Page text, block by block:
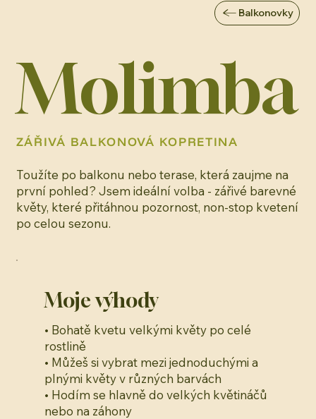
Balkonovky
Molimba
ZÁŘIVÁ BALKONOVÁ KOPRETINA
Toužíte po balkonu nebo terase, která zaujme na
první pohled? Jsem ideální volba - zářivé barevné
květy, které přitáhnou pozornost, non-stop kvetení
po celou sezonu.
Moje výhody
• Bohatě kvetu velkými květy po celé
rostlině
• Můžeš si vybrat mezi jednoduchými a
plnými květy v různých barvách
• Hodím se hlavně do velkých květináčů
nebo na záhony